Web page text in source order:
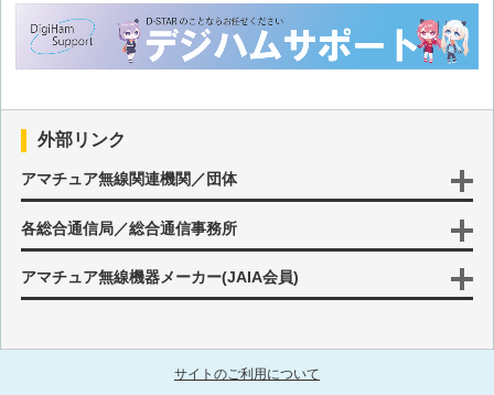
第36回 浦島太郎になって迷っているカムバック組の皆様へ
第35回 浦島太郎になって迷っているカムバック組の皆様へ
第34回 浦島太郎になって迷っているカムバック組の皆様へ
第33回 浦島太郎になって迷っているカムバック組の皆様へ
第32回 浦島太郎になって迷っているカムバック組の皆様へ
第31回 浦島太郎になって迷っているカムバック組の皆様へ
外部リンク
アマチュア無線関連機関／団体
各総合通信局／総合通信事務所
アマチュア無線機器メーカー(JAIA会員)
サイトのご利用について